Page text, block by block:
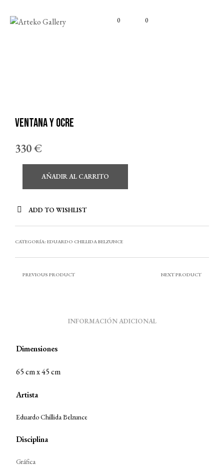
0 0
Ventana y ocre
330€
AÑADIR AL CARRITO
ADD TO WISHLIST
CATEGORÍA: EDUARDO CHILLIDA BELZUNCE
PREVIOUS PRODUCT NEXT PRODUCT
INFORMACIÓN ADICIONAL
Dimensiones
65 cm x 45 cm
Artista
Eduardo Chillida Belzunce
Disciplina
Gráfica